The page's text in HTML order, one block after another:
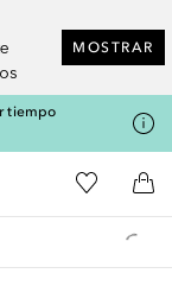
MOSTRAR
tiempo
HomeMi lista de
A